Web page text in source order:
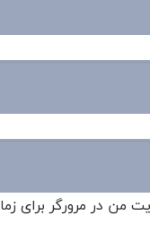
من در مرورگر برای